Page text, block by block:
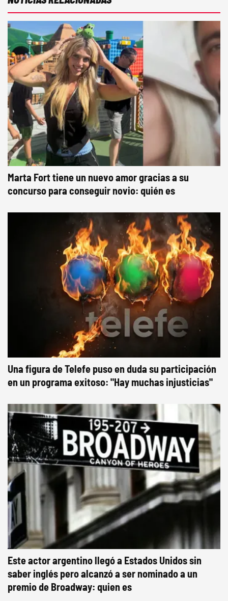
Marta Fort tiene un nuevo amor gracias a su
concurso para conseguir novio: quién es
Una figura de Telefe puso en duda su participación
en un programa exitoso: "Hay muchas injusticias"
Este actor argentino llegó a Estados Unidos sin
saber inglés pero alcanzó a ser nominado a un
premio de Broadway: quien es